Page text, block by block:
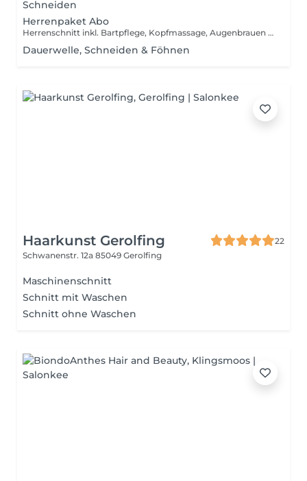
Schneiden
Herrenpaket Abo
Herrenschnitt inkl. Bartpflege, Kopfmassage, Augenbrauen zupfen, Wachsbehandlung Nasen- und Ohrenhaare
Dauerwelle, Schneiden & Föhnen
Haarkunst Gerolfing
22
Schwanenstr. 12a 85049 Gerolfing
Maschinenschnitt
Schnitt mit Waschen
Schnitt ohne Waschen